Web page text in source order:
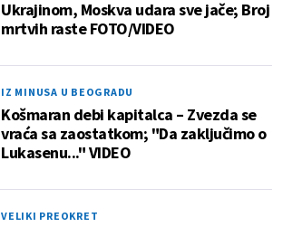
Ukrajinom, Moskva udara sve jače; Broj
mrtvih raste FOTO/VIDEO
IZ MINUSA U BEOGRADU
Košmaran debi kapitalca – Zvezda se
vraća sa zaostatkom; "Da zaključimo o
Lukasenu..." VIDEO
VELIKI PREOKRET